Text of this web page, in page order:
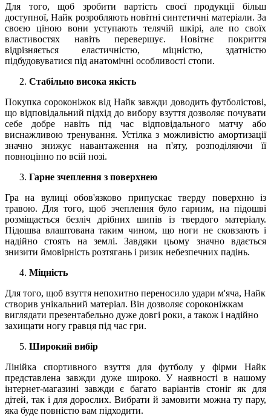
Для того, щоб зробити вартість своєї продукції більш
доступної, Найк розробляють новітні синтетичні матеріали. За
своєю ціною вони уступають телячій шкірі, але по своїх
властивостях навіть перевершує. Новітнє покриття
відрізняється еластичністю, міцністю, здатністю
підбудовуватися під анатомічні особливості стопи.
Стабільно висока якість
Покупка сороконіжок від Найк завжди доводить футболістові,
що відповідальний підхід до вибору взуття дозволяє почувати
себе добре навіть під час відповідального матчу або
виснажливою тренування. Устілка з можливістю амортизації
значно знижує навантаження на п'яту, розподіляючи її
повноцінно по всій нозі.
Гарне зчеплення з поверхнею
Гра на вулиці обов'язково припускає тверду поверхню із
травою. Для того, щоб зчеплення було гарним, на підошві
розміщається безліч дрібних шипів із твердого матеріалу.
Підошва влаштована таким чином, що ноги не сковзають і
надійно стоять на землі. Завдяки цьому значно вдається
знизити ймовірність розтягань і ризик небезпечних падінь.
Міцність
Для того, щоб взуття непохитно переносило удари м'яча, Найк
створив унікальний матеріал. Він дозволяє сороконіжкам
виглядати презентабельно дуже довгі роки, а також і надійно
захищати ногу гравця під час гри.
Широкий вибір
Лінійка спортивного взуття для футболу у фірми Найк
представлена завжди дуже широко. У наявності в нашому
інтернет-магазині завжди є багато варіантів стоніг як для
дітей, так і для дорослих. Вибрати й замовити можна ту пару,
яка буде повністю вам підходити.